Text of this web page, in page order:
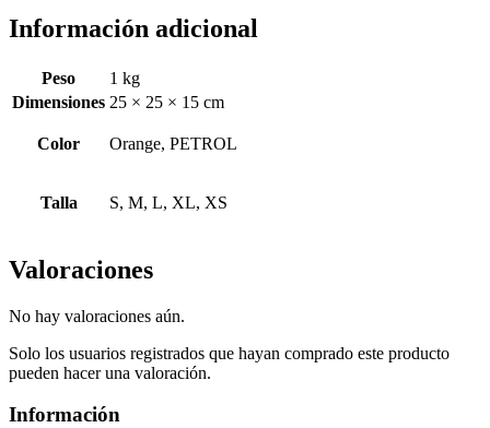
Información adicional
Peso
1 kg
Dimensiones 25 × 25 × 15 cm
Color Orange, PETROL
Talla S, M, L, XL, XS
Valoraciones
No hay valoraciones aún.
Solo los usuarios registrados que hayan comprado este producto
pueden hacer una valoración.
Información